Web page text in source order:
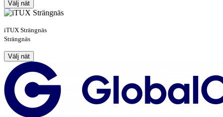
Välj nät
iTUX Strängnäs
Strängnäs
Välj nät